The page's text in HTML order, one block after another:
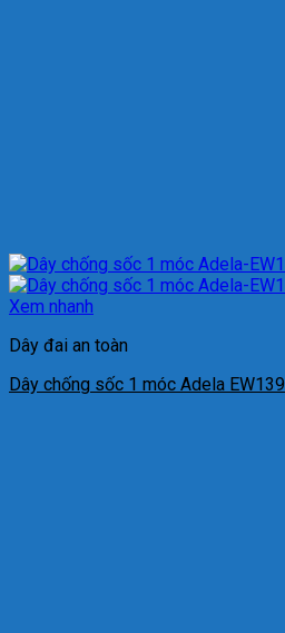
Xem nhanh
Dây đai an toàn
Dây chống sốc 1 móc Adela EW139